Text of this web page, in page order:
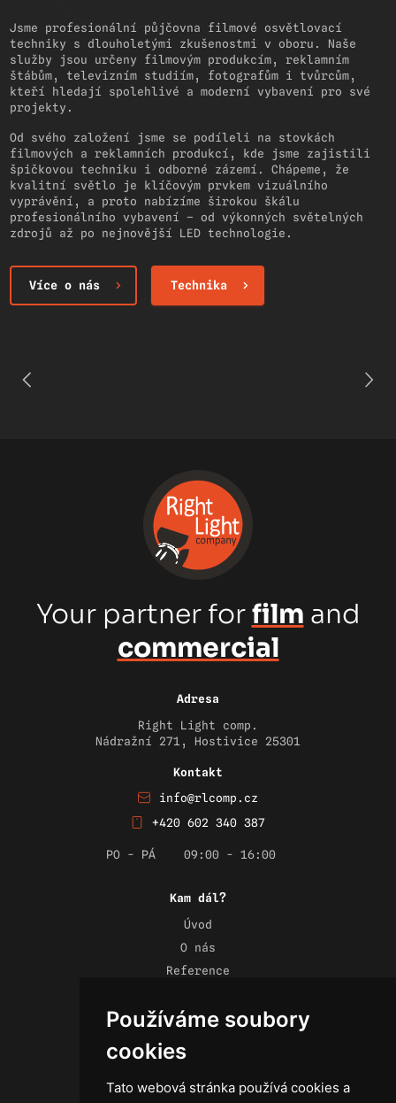
Používáme soubory
cookies
Tato webová stránka používá cookies a
Jsme profesionální půjčovna filmové osvětlovací
techniky s dlouholetými zkušenostmi v oboru. Naše
služby jsou určeny filmovým produkcím, reklamním
štábům, televizním studiím, fotografům i tvůrcům,
kteří hledají spolehlivé a moderní vybavení pro své
projekty.
Od svého založení jsme se podíleli na stovkách
filmových a reklamních produkcí, kde jsme zajistili
špičkovou techniku i odborné zázemí. Chápeme, že
kvalitní světlo je klíčovým prvkem vizuálního
vyprávění, a proto nabízíme širokou škálu
profesionálního vybavení – od výkonných světelných
zdrojů až po nejnovější LED technologie.
Více o nás Technika
Your partner forfilm and
commercial
Adresa
Right Light comp.
Nádražní 271, Hostivice 25301
Kontakt
info@rlcomp.cz
+420 602 340 387
PO - PÁ 09:00 - 16:00
Kam dál?
Úvod
O nás
Reference
Kontakt
Obchodní podmínky
Zásady ochrany osobních údajů